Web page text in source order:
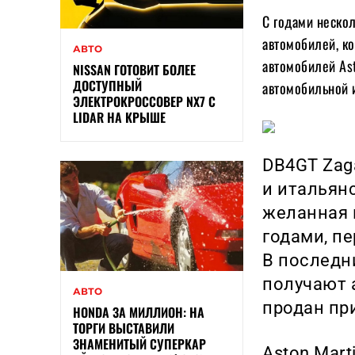
АВТО
NISSAN ГОТОВИТ БОЛЕЕ
ДОСТУПНЫЙ
ЭЛЕКТРОКРОССОВЕР NX7 С
LIDAR НА КРЫШЕ
АВТО
HONDA ЗА МИЛЛИОН: НА
ТОРГИ ВЫСТАВИЛИ
ЗНАМЕНИТЫЙ СУПЕРКАР
С годами
автомобилей,
автомобилей
автомобильной
DB4GT
и
желанная
годами,
В
получают
продан